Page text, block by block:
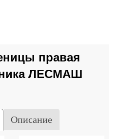
правая
ЛЕСМАШ
Описание